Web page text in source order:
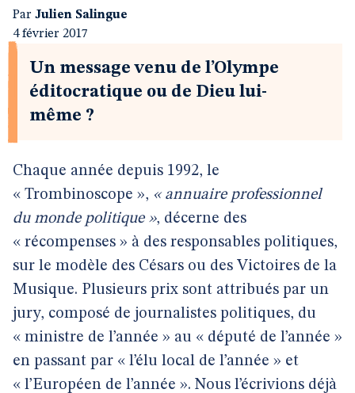
Par Julien Salingue
4 février 2017
Un message venu de l’Olympe
éditocratique ou de Dieu lui-
même ?
Chaque année depuis 1992, le
« Trombinoscope », « annuaire professionnel
du monde politique », décerne des
« récompenses » à des responsables politiques,
sur le modèle des Césars ou des Victoires de la
Musique. Plusieurs prix sont attribués par un
jury, composé de journalistes politiques, du
« ministre de l’année » au « député de l’année »
en passant par « l’élu local de l’année » et
« l’Européen de l’année ». Nous l’écrivions déjà